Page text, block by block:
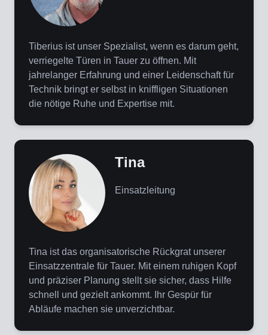
Tiberius ist unser Spezialist, wenn es darum geht,
verriegelte Türen in Tauer zu öffnen. Mit
jahrelanger Erfahrung und einer Leidenschaft für
Technik bringt er selbst in kniffligen Situationen
die nötige Ruhe und Expertise mit.
Tina
Einsatzleitung
Tina ist das organisatorische Rückgrat unserer
Einsatzzentrale für Tauer. Mit einem ruhigen Kopf
und präziser Planung stellt sie sicher, dass Hilfe
schnell und gezielt ankommt. Ihr Gespür für
Abläufe machen sie unverzichtbar.